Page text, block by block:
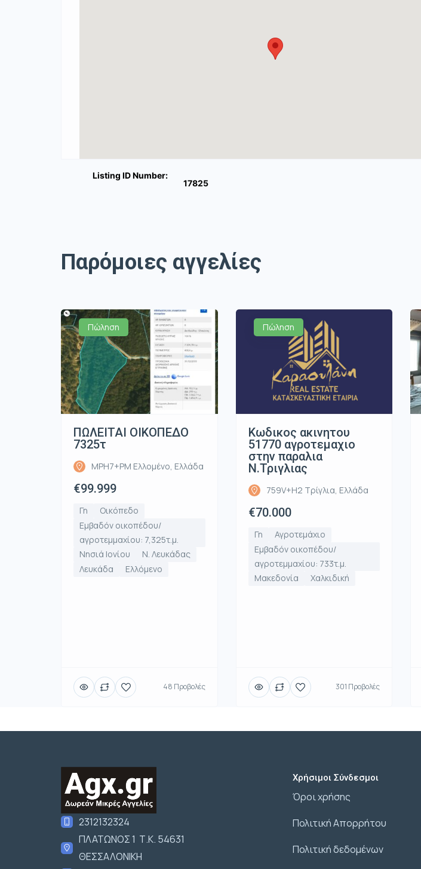
Listing ID Number:
17825
Παρόμοιες αγγελίες
Πώληση
ΠΩΛΕΙΤΑΙ ΟΙΚΟΠΕΔΟ
7325τ
MPH7+PM Ελλομένο, Ελλάδα
€99.999
Γη
Οικόπεδο
Εμβαδόν οικοπέδου/
αγροτεμμαχίου: 7,325τ.μ.
Νησιά Ιονίου
Ν. Λευκάδας
Λευκάδα
Ελλόμενο
48 Προβολές
Πώληση
Κωδικος ακινητου
51770 αγροτεμαχιο
στην παραλια
Ν.Τριγλιας
759V+H2 Τρίγλια, Ελλάδα
€70.000
Γη
Αγροτεμάχιο
Εμβαδόν οικοπέδου/
αγροτεμμαχίου: 733τ.μ.
Μακεδονία
Χαλκιδική
301 Προβολές
2312132324
ΠΛΑΤΩΝΟΣ 1 Τ.Κ. 54631
ΘΕΣΣΑΛΟΝΙΚΗ
Χρήσιμοι Σύνδεσμοι
Όροι χρήσης
Πολιτική Απορρήτου
Πολιτική δεδομένων